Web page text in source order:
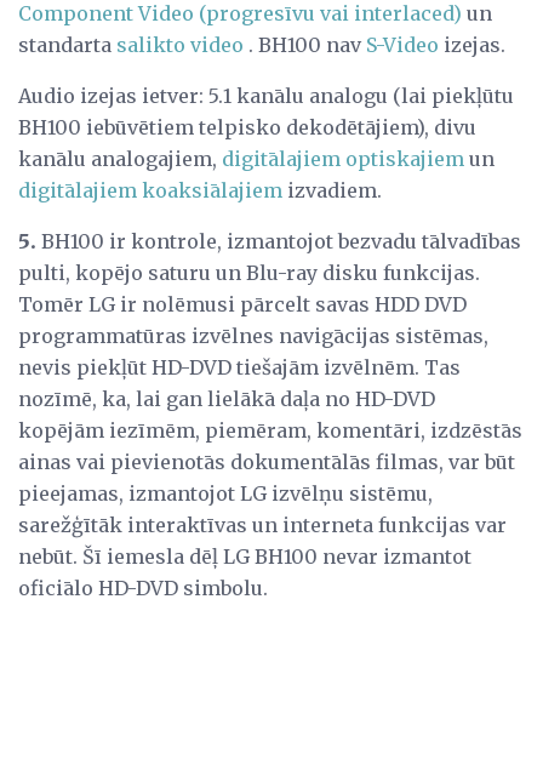
Component Video (progresīvu vai interlaced) un
standarta salikto video . BH100 nav S-Video izejas.
Audio izejas ietver: 5.1 kanālu analogu (lai piekļūtu
BH100 iebūvētiem telpisko dekodētājiem), divu
kanālu analogajiem, digitālajiem optiskajiem un
digitālajiem koaksiālajiem izvadiem.
5. BH100 ir kontrole, izmantojot bezvadu tālvadības
pulti, kopējo saturu un Blu-ray disku funkcijas.
Tomēr LG ir nolēmusi pārcelt savas HDD DVD
programmatūras izvēlnes navigācijas sistēmas,
nevis piekļūt HD-DVD tiešajām izvēlnēm. Tas
nozīmē, ka, lai gan lielākā daļa no HD-DVD
kopējām iezīmēm, piemēram, komentāri, izdzēstās
ainas vai pievienotās dokumentālās filmas, var būt
pieejamas, izmantojot LG izvēlņu sistēmu,
sarežģītāk interaktīvas un interneta funkcijas var
nebūt. Šī iemesla dēļ LG BH100 nevar izmantot
oficiālo HD-DVD simbolu.